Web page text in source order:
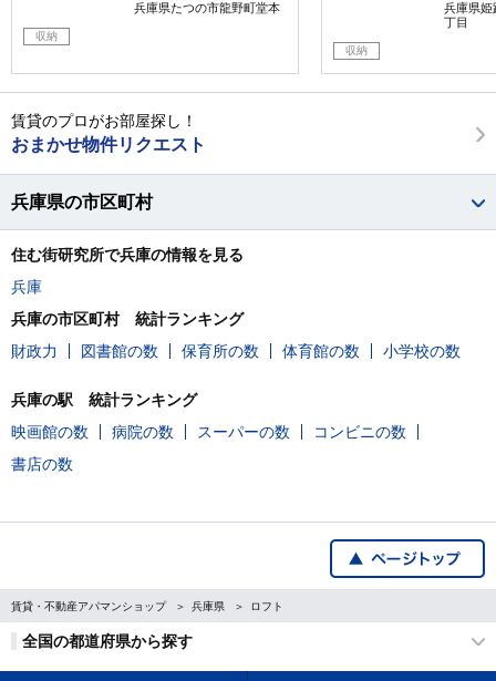
兵庫県たつの市龍野町堂本
収納
兵庫県姫
丁目
収納
賃貸のプロがお部屋探し！
おまかせ物件リクエスト
兵庫県の市区町村
住む街研究所で兵庫の情報を見る
兵庫
兵庫の市区町村 統計ランキング
財政力
図書館の数 保育所の数 体育館の数 小学校の数
兵庫の駅 統計ランキング
映画館の数
病院の数 スーパーの数
コンビニの数
書店の数
賃貸・不動産アパマンショップ 兵庫県 ロフト
全国の都道府県から探す